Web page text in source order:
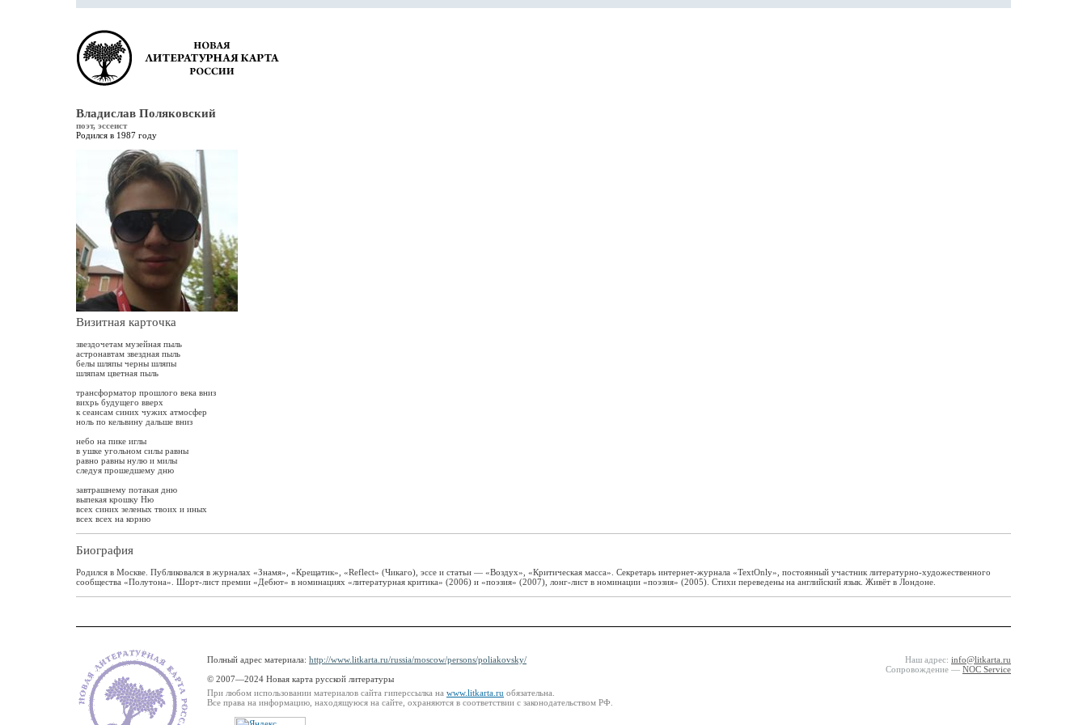
Владислав Поляковский
поэт, эссеист
Родился в 1987 году
Визитная карточка
звездочетам музейная пыль
астронавтам звездная пыль
белы шляпы черны шляпы
шляпам цветная пыль
трансформатор прошлого века вниз
вихрь будущего вверх
к сеансам синих чужих атмосфер
ноль по кельвину дальше вниз
небо на пике иглы
в ушке угольном силы равны
равно равны нулю и милы
следуя прошедшему дню
завтрашнему потакая дню
выпекая крошку Ню
всех синих зеленых твоих и иных
всех всех на корню
Биография
Родился в Москве. Публиковался в журналах «Знамя», «Крещатик», «Reflect» (Чикаго), эссе и статьи — «Воздух», «Критическая масса». Секретарь интернет-журнала «TextOnly», постоянный участник литературно-художественного
сообщества «Полутона». Шорт-лист премии «Дебют» в номинациях «литературная критика» (2006) и «поэзия» (2007), лонг-лист в номинации «поэзия» (2005). Стихи переведены на английский язык. Живёт в Лондоне.
Полный адрес материала: http://www.litkarta.ru/russia/moscow/persons/poliakovsky/
© 2007—2024 Новая карта русской литературы
При любом использовании материалов сайта гиперссылка на www.litkarta.ru обязательна.
Все права на информацию, находящуюся на сайте, охраняются в соответствии с законодательством РФ.
Наш адрес: info@litkarta.ru
Сопровождение — NOC Service